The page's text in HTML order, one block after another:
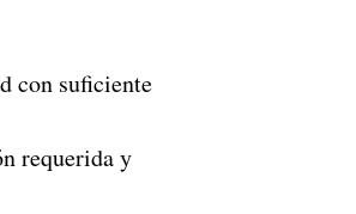
con suficiente
requerida y